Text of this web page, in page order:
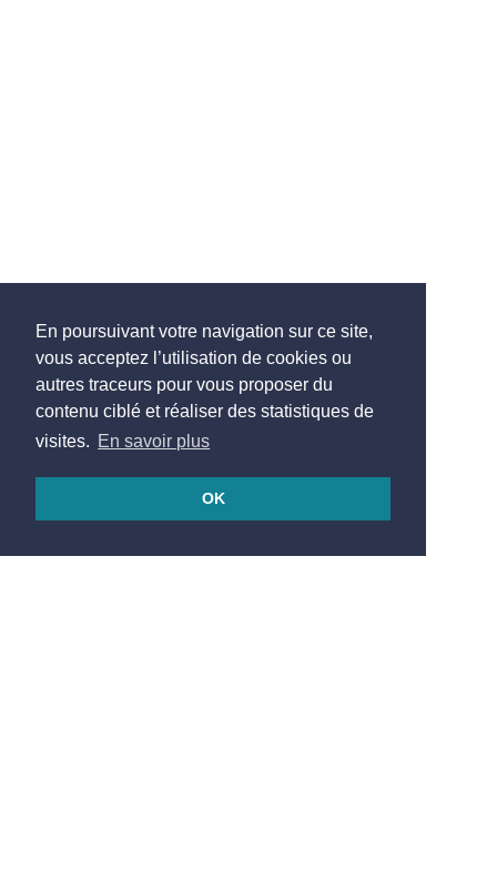
En poursuivant votre navigation sur ce site,
vous acceptez l’utilisation de cookies ou
autres traceurs pour vous proposer du
contenu ciblé et réaliser des statistiques de
visites. En savoir plus
OK